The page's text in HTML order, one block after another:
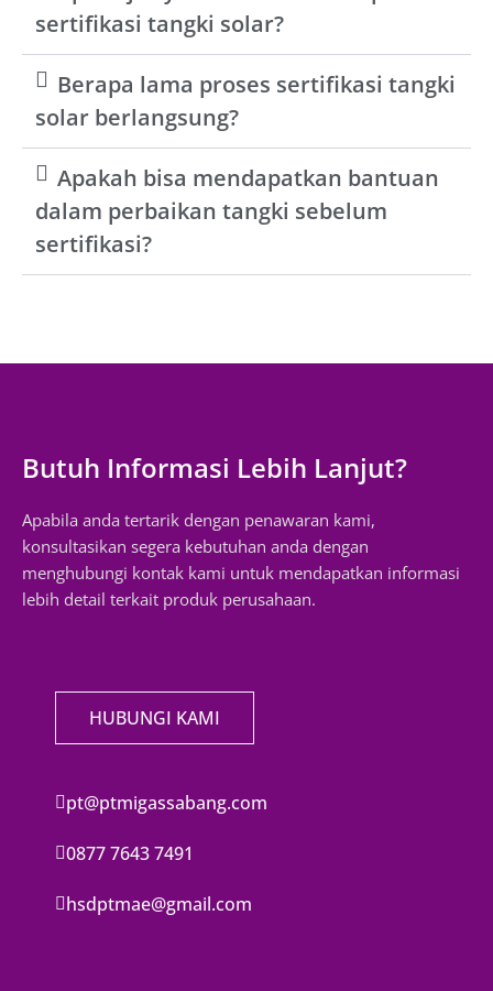
sertifikasi tangki solar?
Berapa lama proses sertifikasi tangki
solar berlangsung?
Apakah bisa mendapatkan bantuan
dalam perbaikan tangki sebelum
sertifikasi?
Butuh Informasi Lebih Lanjut?
Apabila anda tertarik dengan penawaran kami,
konsultasikan segera kebutuhan anda dengan
menghubungi kontak kami untuk mendapatkan informasi
lebih detail terkait produk perusahaan.
HUBUNGI KAMI
pt@ptmigassabang.com
0877 7643 7491
hsdptmae@gmail.com